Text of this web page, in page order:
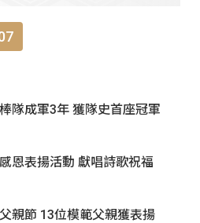
隊成軍3年 獲隊史首座冠軍
恩表揚活動 獻唱詩歌祝福
親節 13位模範父親獲表揚